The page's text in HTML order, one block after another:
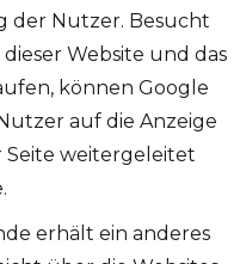
der Nutzer. Besucht
Website und das
können Google
auf die Anzeige
weitergeleitet
erhält ein anderes